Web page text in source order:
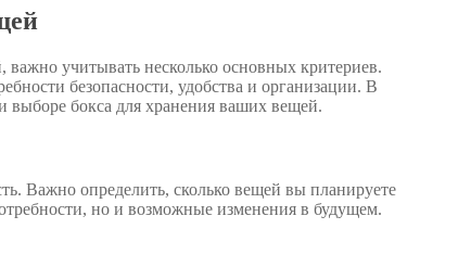
учитывать несколько основных критериев.
безопасности, удобства и организации. В
выборе бокса для хранения ваших вещей.
Важно определить, сколько вещей вы планируете
но и возможные изменения в будущем.